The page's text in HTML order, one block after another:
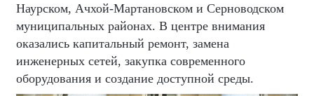
Наурском, Ачхой-Мартановском и Серноводском
муниципальных районах. В центре внимания
оказались капитальный ремонт, замена
инженерных сетей, закупка современного
оборудования и создание доступной среды.